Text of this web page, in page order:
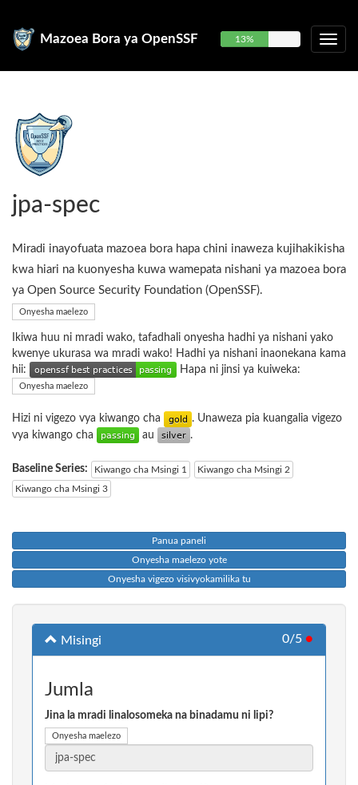
Mazoea Bora ya OpenSSF 13%
jpa-spec
Miradi inayofuata mazoea bora hapa chini inaweza kujihakikisha
kwa hiari na kuonyesha kuwa wamepata nishani ya mazoea bora
ya Open Source Security Foundation (OpenSSF).
Onyesha maelezo
Ikiwa huu ni mradi wako, tafadhali onyesha hadhi ya nishani yako
kwenye ukurasa wa mradi wako! Hadhi ya nishani inaonekana kama
hii:
Hapa ni jinsi ya kuiweka:
Onyesha maelezo
Hizi ni vigezo vya kiwango cha
. Unaweza pia kuangalia vigezo
vya kiwango cha
au .
Baseline Series: Kiwango cha Msingi 1
Kiwango cha Msingi 2
Kiwango cha Msingi 3
Panua paneli
Onyesha maelezo yote
Onyesha vigezo visivyokamilika tu
Misingi 0/5 ●
Jumla
Jina la mradi linalosomeka na binadamu ni lipi?
Onyesha maelezo